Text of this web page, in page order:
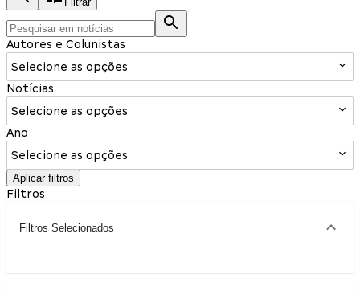
Autores e Colunistas
Selecione as opções
Notícias
Selecione as opções
Ano
Selecione as opções
Aplicar filtros
Filtros
Filtros Selecionados